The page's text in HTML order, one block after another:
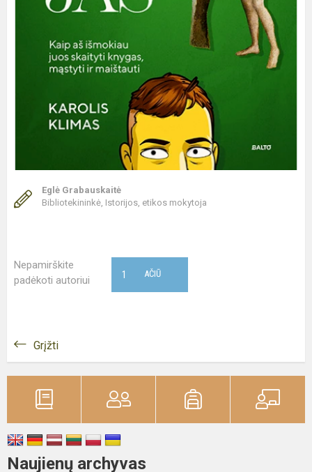
Eglė Grabauskaitė
Bibliotekininkė, Istorijos, etikos mokytoja
Nepamirškite
padėkoti autoriui
AČIŪ
1
Grįžti
Naujienų archyvas